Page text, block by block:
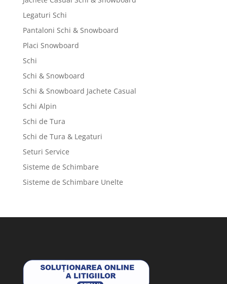
Legaturi Schi
Pantaloni Schi & Snowboard
Placi Snowboard
Schi
Schi & Snowboard
Schi & Snowboard Jachete Casual
Schi Alpin
Schi de Tura
Schi de Tura & Legaturi
Seturi Service
Sisteme de Schimbare
Sisteme de Schimbare Unelte